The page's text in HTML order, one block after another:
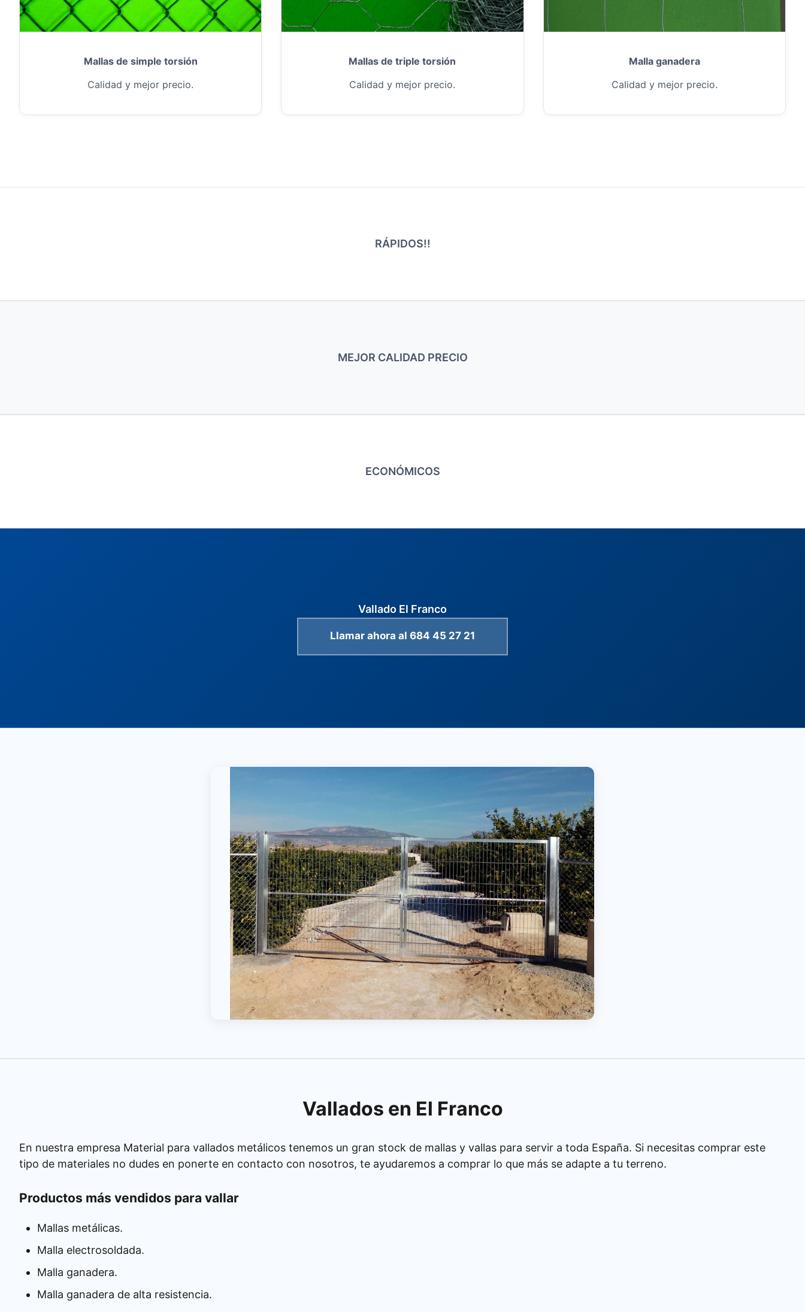
Mallas de simple torsión
Calidad y mejor precio.
Mallas de triple torsión
Calidad y mejor precio.
Malla ganadera
Calidad y mejor precio.
RÁPIDOS!!
MEJOR CALIDAD PRECIO
ECONÓMICOS
Vallado El Franco
Llamar ahora al 684 45 27 21
Vallados en El Franco
En nuestra empresa Material para vallados metálicos tenemos un gran stock de mallas y vallas para servir a toda España. Si necesitas comprar este
tipo de materiales no dudes en ponerte en contacto con nosotros, te ayudaremos a comprar lo que más se adapte a tu terreno.
Productos más vendidos para vallar
Mallas metálicas.
Malla electrosoldada.
Malla ganadera.
Malla ganadera de alta resistencia.